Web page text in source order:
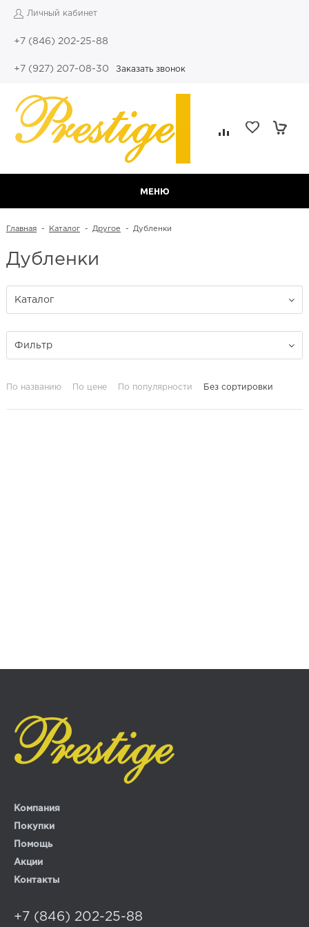
Личный кабинет
+7 (846) 202-25-88
+7 (927) 207-08-30 Заказать звонок
МЕНЮ
Главная - Каталог - Другое - Дубленки
Дубленки
Каталог
Фильтр
По названию По цене По популярности Без сортировки
Компания
Покупки
Помощь
Акции
Контакты
+7 (846) 202-25-88